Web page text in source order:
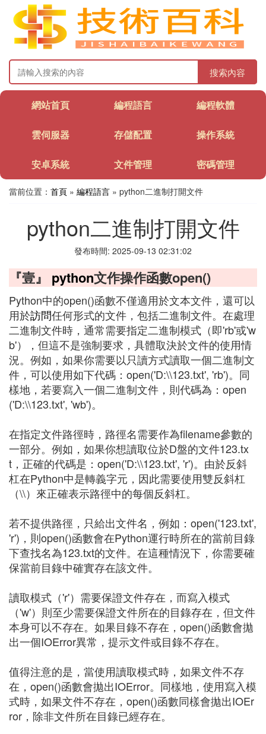
搜索內容
網站首頁 編程語言 編程軟體
雲伺服器 存儲配置 操作系統
安卓系統 文件管理 密碼管理
當前位置： 首頁 » 編程語言 » python二進制打開文件
python二進制打開文件
發布時間: 2025-09-13 02:31:02
『壹』 python文作操作函數open()
Python中的open()函數不僅適用於文本文件，還可以
用於訪問任何形式的文件，包括二進制文件。在處理
二進制文件時，通常需要指定二進制模式（即'rb'或'w
b'），但這不是強制要求，具體取決於文件的使用情
況。例如，如果你需要以只讀方式讀取一個二進制文
件，可以使用如下代碼：open('D:\\123.txt', 'rb')。同
樣地，若要寫入一個二進制文件，則代碼為：open
('D:\\123.txt', 'wb')。
在指定文件路徑時，路徑名需要作為filename參數的
一部分。例如，如果你想讀取位於D盤的文件123.tx
t，正確的代碼是：open('D:\\123.txt', 'r')。由於反斜
杠在Python中是轉義字元，因此需要使用雙反斜杠
（\\）來正確表示路徑中的每個反斜杠。
若不提供路徑，只給出文件名，例如：open('123.txt',
'r')，則open()函數會在Python運行時所在的當前目錄
下查找名為123.txt的文件。在這種情況下，你需要確
保當前目錄中確實存在該文件。
讀取模式（'r'）需要保證文件存在，而寫入模式
（'w'）則至少需要保證文件所在的目錄存在，但文件
本身可以不存在。如果目錄不存在，open()函數會拋
出一個IOError異常，提示文件或目錄不存在。
值得注意的是，當使用讀取模式時，如果文件不存
在，open()函數會拋出IOError。同樣地，使用寫入模
式時，如果文件不存在，open()函數同樣會拋出IOEr
ror，除非文件所在目錄已經存在。